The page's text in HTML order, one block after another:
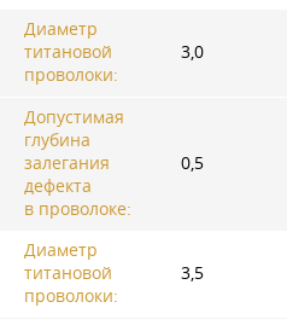
Диаметр
титановой
проволоки:
3,0
Допустимая
глубина
залегания
дефекта
в проволоке:
0,5
Диаметр
титановой
проволоки:
3,5